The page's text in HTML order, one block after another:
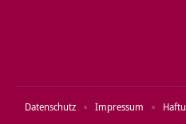
Datenschutz Impressum